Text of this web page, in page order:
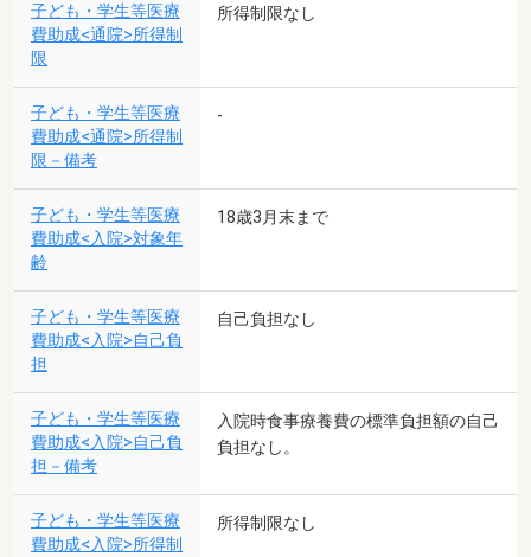
子ども・学生等医療
費助成<通院>所得制
限
所得制限なし
子ども・学生等医療
費助成<通院>所得制
限－備考
-
子ども・学生等医療
費助成<入院>対象年
齢
18歳3月末まで
子ども・学生等医療
費助成<入院>自己負
担
自己負担なし
子ども・学生等医療
費助成<入院>自己負
担－備考
入院時食事療養費の標準負担額の自己
負担なし。
子ども・学生等医療
費助成<入院>所得制
所得制限なし